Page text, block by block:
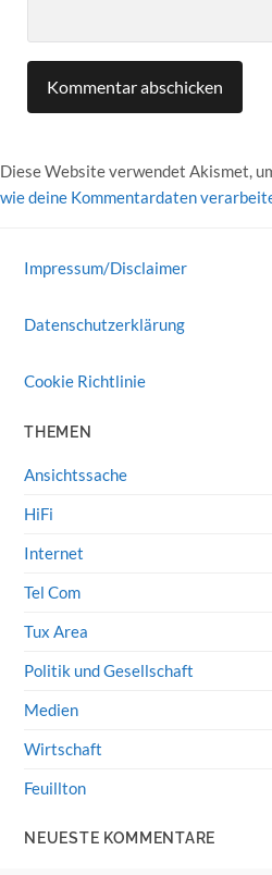
Diese Website verwendet Akismet,
wie deine Kommentardaten
Impressum/Disclaimer
Datenschutzerklärung
Cookie Richtlinie
THEMEN
Ansichtssache
HiFi
Internet
Tel Com
Tux Area
Politik und Gesellschaft
Medien
Wirtschaft
Feuillton
NEUESTE KOMMENTARE